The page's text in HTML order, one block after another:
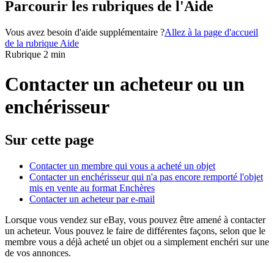
Parcourir les rubriques de l'Aide
Vous avez besoin d'aide supplémentaire ?Allez à la page d'accueil
de la rubrique Aide
Rubrique 2 min
Contacter un acheteur ou un
enchérisseur
Sur cette page
Contacter un membre qui vous a acheté un objet
Contacter un enchérisseur qui n'a pas encore remporté l'objet
mis en vente au format Enchères
Contacter un acheteur par e-mail
Lorsque vous vendez sur eBay, vous pouvez être amené à contacter
un acheteur. Vous pouvez le faire de différentes façons, selon que le
membre vous a déjà acheté un objet ou a simplement enchéri sur une
de vos annonces.